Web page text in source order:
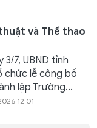
và Thể thao
3/7, UBND tỉnh
chức lễ công bố
lập Trường...
12:01